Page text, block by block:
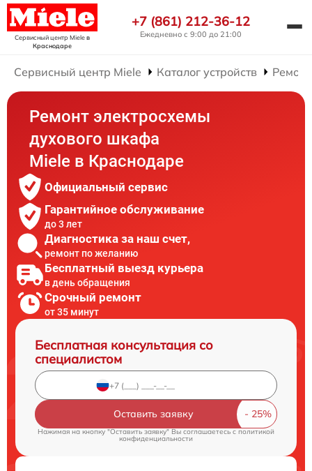
Сервисный центр Mieleв
Краснодаре
+7 (861) 212-36-12
Ежедневно с 9:00 до 21:00
Сервисный центр Miele Каталог устройств
Ремонт электросхемы
духового шкафа
Miele в Краснодаре
Официальный сервис
Гарантийное обслуживание
до 3 лет
Диагностика за наш счет,
ремонт по желанию
Бесплатный выезд курьера
в день обращения
Срочный ремонт
от 35 минут
Бесплатная консультация со
специалистом
Оставить заявку
Нажимая на кнопку "Оставить заявку" Вы соглашаетесь cполитикой
конфиденциальности